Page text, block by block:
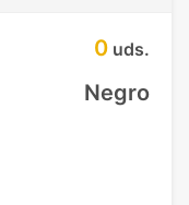
0 uds.
Negro